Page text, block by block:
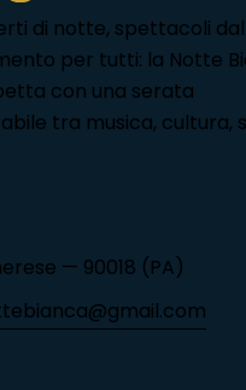
di notte, spettacoli
per tutti: la Notte
con una serata
tra musica, cultura,
— 90018 (PA)